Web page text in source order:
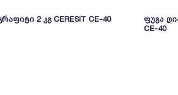
2 კგ CERESIT CE-40
ფუგა
CE-40